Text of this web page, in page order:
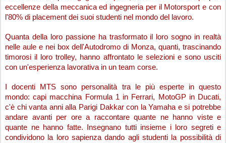
eccellenze della meccanica ed ingegneria per il Motorsport e con
l'80% di placement dei suoi studenti nel mondo del lavoro.
Quanta della loro passione ha trasformato il loro sogno in realtà
nelle aule e nei box dell'Autodromo di Monza, quanti, trascinando
timorosi il loro trolley, hanno affrontato le selezioni e sono usciti
con un'esperienza lavorativa in un team corse.
I docenti MTS sono personalità tra le più esperte in questo
mondo: capi macchina Formula 1 in Ferrari, MotoGP in Ducati,
c'è chi vanta anni alla Parigi Dakkar con la Yamaha e si potrebbe
andare avanti per ore a raccontare quante ne hanno viste e
quante ne hanno fatte. Insegnano tutti insieme i loro segreti e
condividono la loro sapienza dando agli studenti la possibilità di